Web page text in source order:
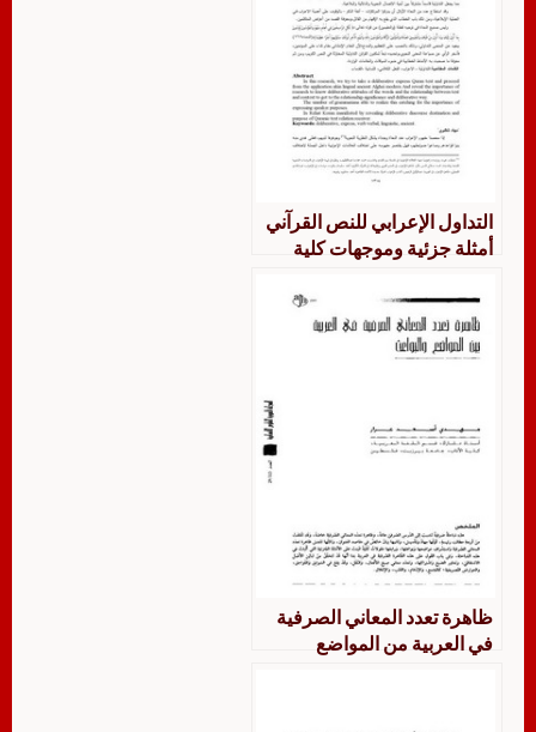
التداول الإعرابي للنص القرآني
أمثلة جزئية وموجهات كلية
ظاهرة تعدد المعاني الصرفية
في العربية من المواضع